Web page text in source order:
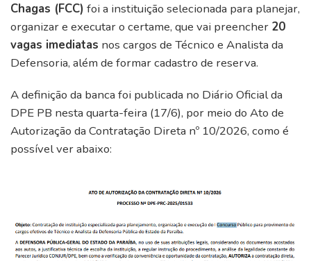
Chagas (FCC) foi a instituição selecionada para planejar,
organizar e executar o certame, que vai preencher 20
vagas imediatas nos cargos de Técnico e Analista da
Defensoria, além de formar cadastro de reserva.
A definição da banca foi publicada no Diário Oficial da
DPE PB nesta quarta-feira (17/6), por meio do Ato de
Autorização da Contratação Direta nº 10/2026, como é
possível ver abaixo: